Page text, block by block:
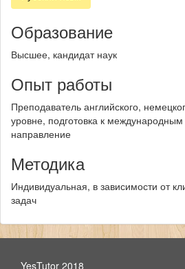
Образование
Высшее, кандидат наук
Опыт работы
Преподаватель английского,
уровне, подготовка к
направление
Методика
Индивидуальная, в зависимости от
задач
YesTutor 2018